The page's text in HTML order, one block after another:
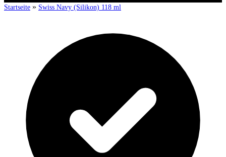
Startseite » Swiss Navy (Silikon) 118 ml